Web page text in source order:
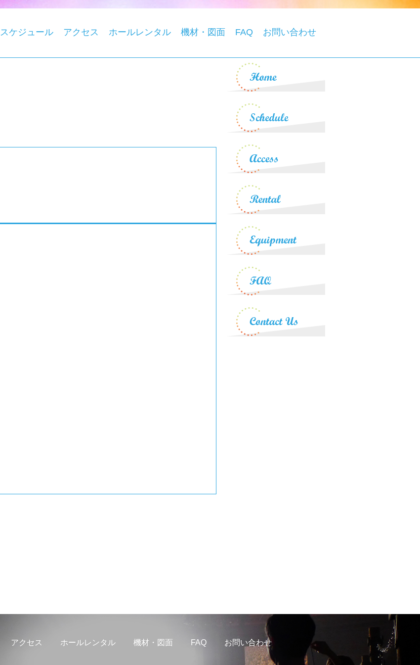
スケジュール アクセス ホールレンタル 機材・図面 FAQ お問い合わせ
アクセス ホールレンタル 機材・図面 FAQ お問い合わせ